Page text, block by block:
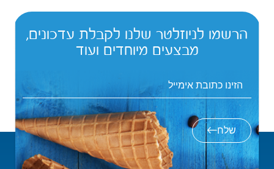
הרשמו לניוזלטר שלנו לקבלת עדכונים,
מבצעים מיוחדים ועוד
שלח